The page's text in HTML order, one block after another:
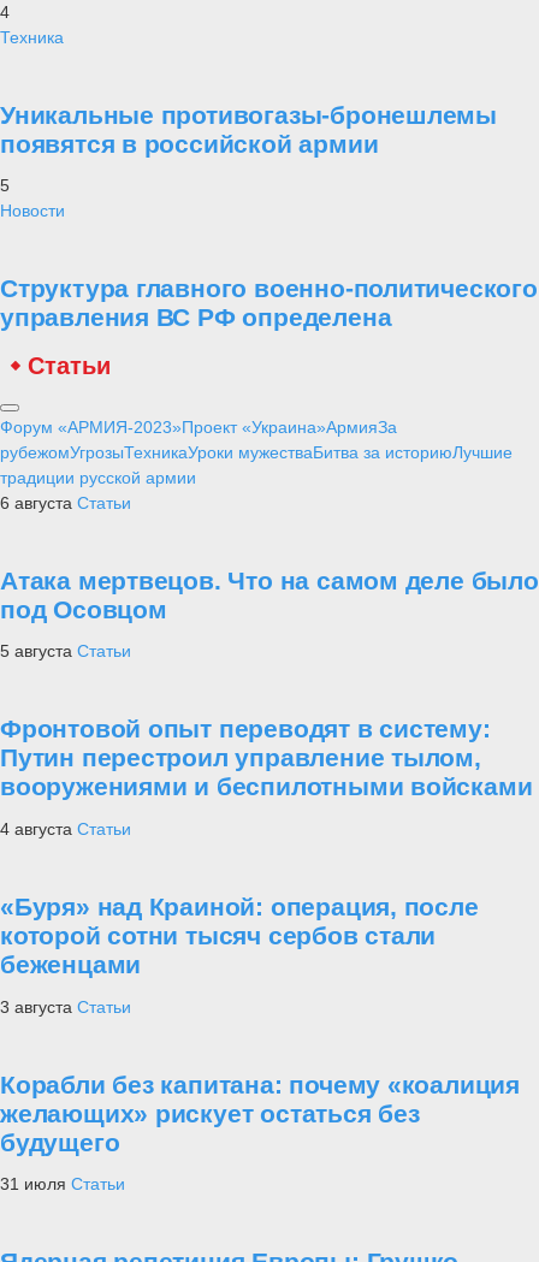
4
Техника
Уникальные противогазы-бронешлемы
появятся в российской армии
5
Новости
Структура главного военно-политического
управления ВС РФ определена
Статьи
Форум «АРМИЯ-2023»Проект «Украина»АрмияЗа
рубежомУгрозыТехникаУроки мужестваБитва за историюЛучшие
традиции русской армии
6 августа Статьи
Атака мертвецов. Что на самом деле было
под Осовцом
5 августа Статьи
Фронтовой опыт переводят в систему:
Путин перестроил управление тылом,
вооружениями и беспилотными войсками
4 августа Статьи
«Буря» над Краиной: операция, после
которой сотни тысяч сербов стали
беженцами
3 августа Статьи
Корабли без капитана: почему «коалиция
желающих» рискует остаться без
будущего
31 июля Статьи